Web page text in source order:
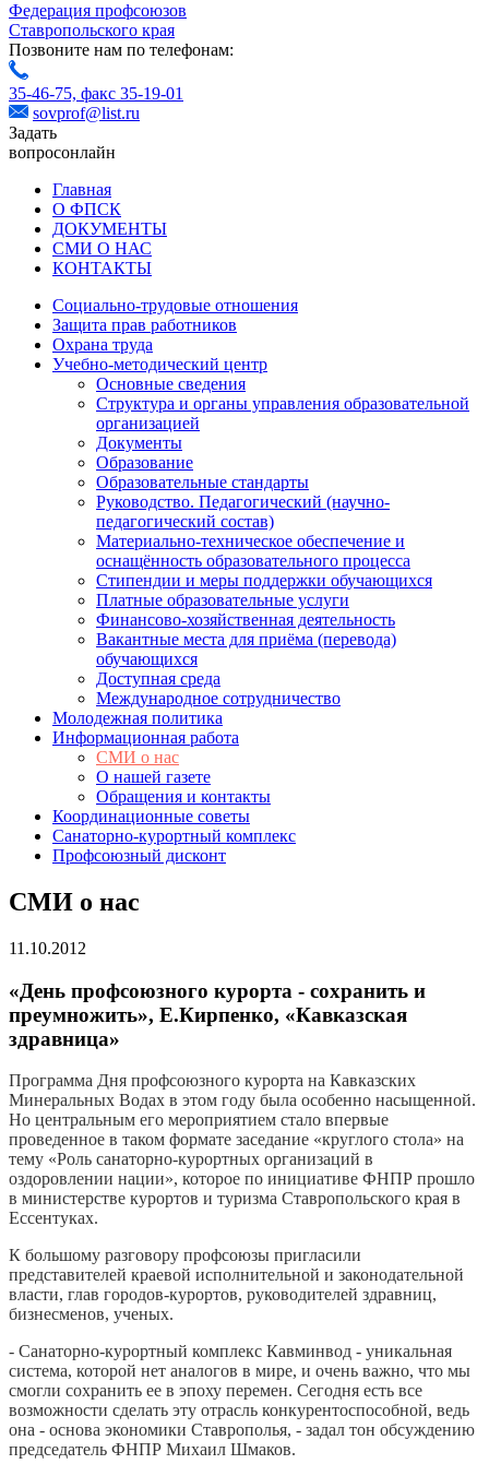
Федерация профсоюзов
Ставропольского края
Позвоните нам по телефонам:
35-46-75, факс 35-19-01
sovprof@list.ru
Задать
вопросонлайн
Главная
О ФПСК
ДОКУМЕНТЫ
СМИ О НАС
КОНТАКТЫ
Социально-трудовые отношения
Защита прав работников
Охрана труда
Учебно-методический центр
Основные сведения
Структура и органы управления образовательной
организацией
Документы
Образование
Образовательные стандарты
Руководство. Педагогический (научно-
педагогический состав)
Материально-техническое обеспечение и
оснащённость образовательного процесса
Стипендии и меры поддержки обучающихся
Платные образовательные услуги
Финансово-хозяйственная деятельность
Вакантные места для приёма (перевода)
обучающихся
Доступная среда
Международное сотрудничество
Молодежная политика
Информационная работа
СМИ о нас
О нашей газете
Обращения и контакты
Координационные советы
Санаторно-курортный комплекс
Профсоюзный дисконт
СМИ о нас
11.10.2012
«День профсоюзного курорта - сохранить и
преумножить», Е.Кирпенко, «Кавказская
здравница»
Программа Дня профсоюзного курорта на Кавказских
Минеральных Водах в этом году была особенно насыщенной.
Но центральным его мероприятием стало впервые
проведенное в таком формате заседание «круглого стола» на
тему «Роль санаторно-курортных организаций в
оздоровлении нации», которое по инициативе ФНПР прошло
в министерстве курортов и туризма Ставропольского края в
Ессентуках.
К большому разговору профсоюзы пригласили
представителей краевой исполнительной и законодательной
власти, глав городов-курортов, руководителей здравниц,
бизнесменов, ученых.
- Санаторно-курортный комплекс Кавминвод - уникальная
система, которой нет аналогов в мире, и очень важно, что мы
смогли сохранить ее в эпоху перемен. Сегодня есть все
возможности сделать эту отрасль конкурентоспособной, ведь
она - основа экономики Ставрополья, - задал тон обсуждению
председатель ФНПР Михаил Шмаков.